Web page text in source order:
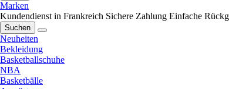
Marken
Kundendienst in Frankreich Sichere Zahlung Einfache
Suchen
Neuheiten
Bekleidung
Basketballschuhe
NBA
Basketbälle